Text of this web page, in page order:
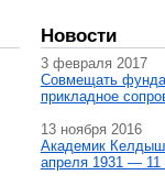
Новости
3 февраля 2017
Совмещать
прикладное
13 ноября 2016
Академик
апреля 1931 — 11